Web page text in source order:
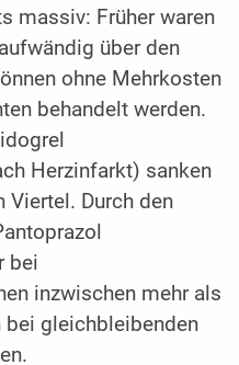
massiv: Früher waren
über den
ohne Mehrkosten
behandelt werden.
Herzinfarkt) sanken
Viertel. Durch den
bei
inzwischen mehr als
gleichbleibenden